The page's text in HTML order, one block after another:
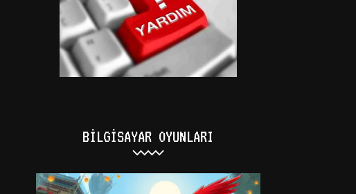
BILGISAYAR OYUNLARI